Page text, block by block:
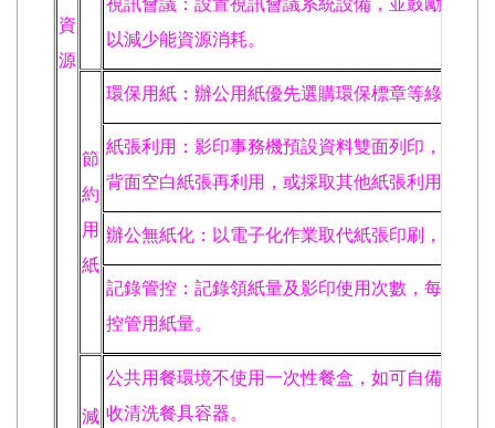
資
源
以減少能資源消耗。
節
約
用
紙
環保用紙：辦公用紙優先選購環保標章等綠色產
紙張利用：影印事務機預設資料雙面列印，規劃
背面空白紙張再利用，或採取其他紙張利用措施。
辦公無紙化：以電子化作業取代紙張印刷，落實
記錄管控：記錄領紙量及影印使用次數，每年定
控管用紙量。
減
公共用餐環境不使用一次性餐盒，如可自備容器
收清洗餐具容器。